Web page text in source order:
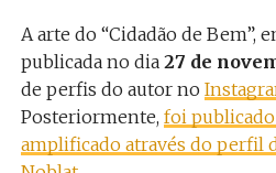
A arte do “Cidadão de Bem”,
publicada no dia 27 de
de perfis do autor no
Posteriormente, foi
amplificado através do perfil